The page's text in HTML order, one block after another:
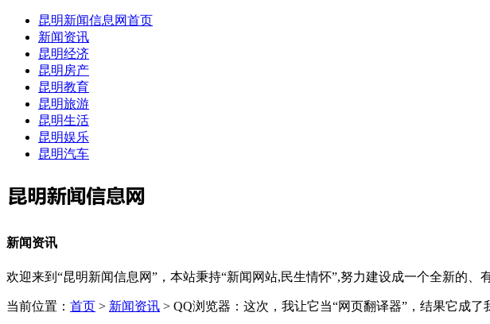
昆明新闻信息网首页
新闻资讯
昆明经济
昆明房产
昆明教育
昆明旅游
昆明生活
昆明娱乐
昆明汽车
新闻资讯
欢迎来到“昆明新闻信息网”，本站秉持“新闻网站,民生情怀”,努力建设成一个全新的
当前位置： 首页 > 新闻资讯 > QQ浏览器：这次，我让它当“网页翻译器”，结果它成了